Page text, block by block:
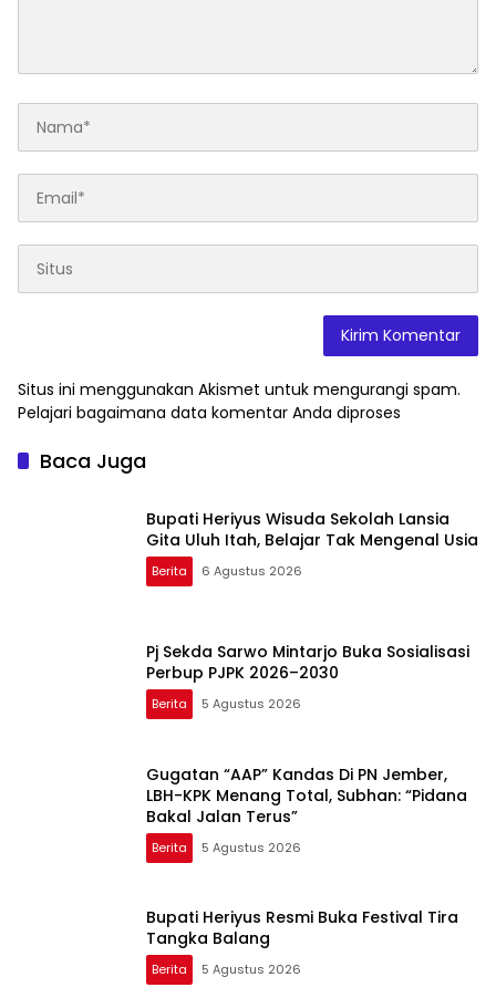
Situs ini menggunakan Akismet untuk mengurangi spam.
Pelajari bagaimana data komentar Anda diproses
Baca Juga
Bupati Heriyus Wisuda Sekolah Lansia
Gita Uluh Itah, Belajar Tak Mengenal Usia
Berita 6 Agustus 2026
Pj Sekda Sarwo Mintarjo Buka Sosialisasi
Perbup PJPK 2026–2030
Berita 5 Agustus 2026
Gugatan “AAP” Kandas Di PN Jember,
LBH-KPK Menang Total, Subhan: “Pidana
Bakal Jalan Terus”
Berita 5 Agustus 2026
Bupati Heriyus Resmi Buka Festival Tira
Tangka Balang
Berita 5 Agustus 2026